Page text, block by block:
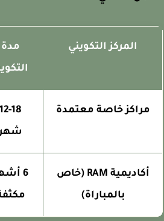
المركز التكويني
مدة
التكوين
مراكز خاصة معتمدة
12-18
شهر
أكاديمية RAM (خاص
بالمباراة)
6 أشهر
مكثفة